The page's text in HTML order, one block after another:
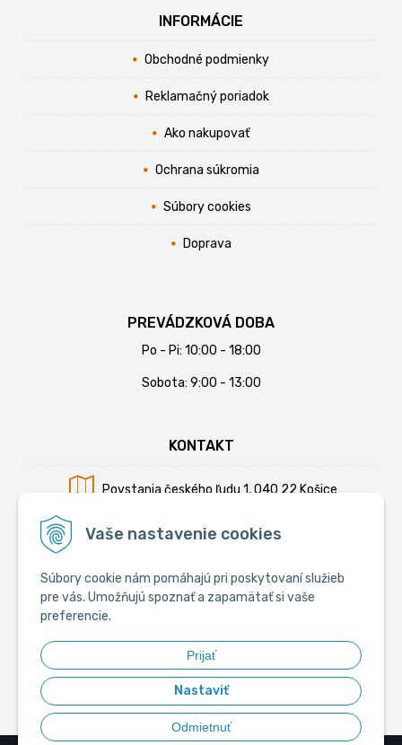
Vaše nastavenie cookies
Súbory cookie nám pomáhajú pri poskytovaní služieb
pre vás. Umožňujú spoznať a zapamätať si vaše
preferencie.
Prijať
Nastaviť
Odmietnuť
INFORMÁCIE
Obchodné podmienky
Reklamačný poriadok
Ako nakupovať
Ochrana súkromia
Súbory cookies
Doprava
PREVÁDZKOVÁ DOBA
Po - Pi: 10:00 - 18:00
Sobota: 9:00 - 13:00
KONTAKT
Povstania českého ľudu 1, 040 22 Košice
Mobil:+421 902 794 355
E-mail:info@krmiva.sk